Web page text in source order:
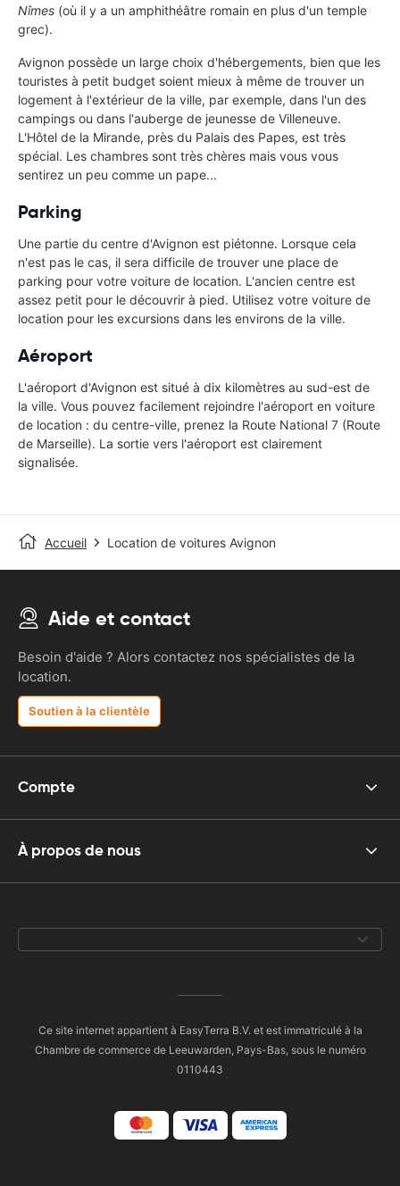
Nîmes (où il y a un amphithéâtre romain en plus d'un temple
grec).
Avignon possède un large choix d'hébergements, bien que les
touristes à petit budget soient mieux à même de trouver un
logement à l'extérieur de la ville, par exemple, dans l'un des
campings ou dans l'auberge de jeunesse de Villeneuve.
L'Hôtel de la Mirande, près du Palais des Papes, est très
spécial. Les chambres sont très chères mais vous vous
sentirez un peu comme un pape...
Parking
Une partie du centre d'Avignon est piétonne. Lorsque cela
n'est pas le cas, il sera difficile de trouver une place de
parking pour votre voiture de location. L'ancien centre est
assez petit pour le découvrir à pied. Utilisez votre voiture de
location pour les excursions dans les environs de la ville.
Aéroport
L'aéroport d'Avignon est situé à dix kilomètres au sud-est de
la ville. Vous pouvez facilement rejoindre l'aéroport en voiture
de location : du centre-ville, prenez la Route National 7 (Route
de Marseille). La sortie vers l'aéroport est clairement
signalisée.
Accueil Location de voitures Avignon
Aide et contact
Besoin d'aide ? Alors contactez nos spécialistes de la
location.
Soutien à la clientèle
Compte
À propos de nous
Ce site internet appartient à EasyTerra B.V. et est immatriculé à la
Chambre de commerce de Leeuwarden, Pays-Bas, sous le numéro
0110443